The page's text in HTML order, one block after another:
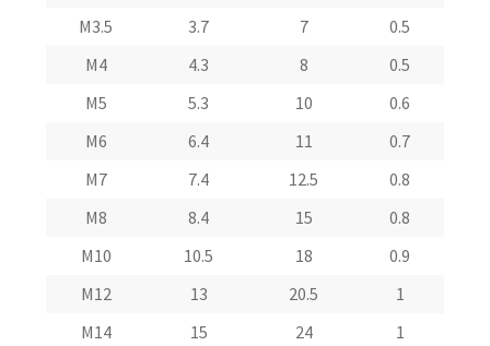
М3.5
3.7 7
0.5
M4
4.3 8
0.5
M5
5.3 10
0.6
M6
6.4 11
0.7
М7
7.4 12.5
0.8
M8
8.4 15
0.8
M10
10.5 18
0.9
M12
13 20.5
1
M14
15 24
1